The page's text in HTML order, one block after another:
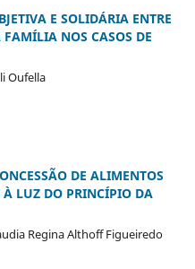
E SOLIDÁRIA ENTRE
NOS CASOS DE
Oufella
DE ALIMENTOS
LUZ DO PRINCÍPIO DA
Regina Althoff Figueiredo